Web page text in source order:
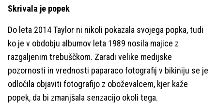
Skrivala je popek
Do leta 2014 Taylor ni nikoli pokazala svojega popka, tudi
ko je v obdobju albumov leta 1989 nosila majice z
razgaljenim trebuščkom. Zaradi velike medijske
pozornosti in vrednosti paparaco fotografij v bikiniju se je
odločila objaviti fotografijo z oboževalcem, kjer kaže
popek, da bi zmanjšala senzacijo okoli tega.